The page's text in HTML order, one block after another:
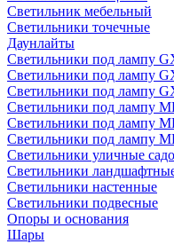
Светильник мебельный
Светильники точечные
Даунлайты
Светильники под лампу
Светильники под лампу
Светильники под лампу
Светильники под лампу
Светильники под лампу
Светильники под лампу
Светильники уличные
Светильники
Светильники настенные
Светильники подвесные
Опоры и основания
Шары